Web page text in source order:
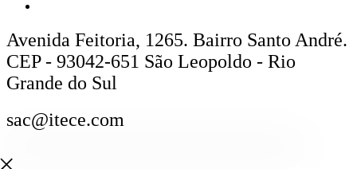
Avenida Feitoria, 1265. Bairro Santo André.
CEP - 93042-651 São Leopoldo - Rio
Grande do Sul
sac@itece.com